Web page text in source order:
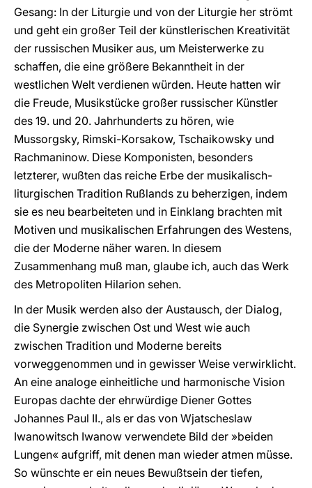
Gesang: In der Liturgie und von der Liturgie her strömt
und geht ein großer Teil der künstlerischen Kreativität
der russischen Musiker aus, um Meisterwerke zu
schaffen, die eine größere Bekanntheit in der
westlichen Welt verdienen würden. Heute hatten wir
die Freude, Musikstücke großer russischer Künstler
des 19. und 20. Jahrhunderts zu hören, wie
Mussorgsky, Rimski-Korsakow, Tschaikowsky und
Rachmaninow. Diese Komponisten, besonders
letzterer, wußten das reiche Erbe der musikalisch-
liturgischen Tradition Rußlands zu beherzigen, indem
sie es neu bearbeiteten und in Einklang brachten mit
Motiven und musikalischen Erfahrungen des Westens,
die der Moderne näher waren. In diesem
Zusammenhang muß man, glaube ich, auch das Werk
des Metropoliten Hilarion sehen.
In der Musik werden also der Austausch, der Dialog,
die Synergie zwischen Ost und West wie auch
zwischen Tradition und Moderne bereits
vorweggenommen und in gewisser Weise verwirklicht.
An eine analoge einheitliche und harmonische Vision
Europas dachte der ehrwürdige Diener Gottes
Johannes Paul II., als er das von Wjatscheslaw
Iwanowitsch Iwanow verwendete Bild der »beiden
Lungen« aufgriff, mit denen man wieder atmen müsse.
So wünschte er ein neues Bewußtsein der tiefen,